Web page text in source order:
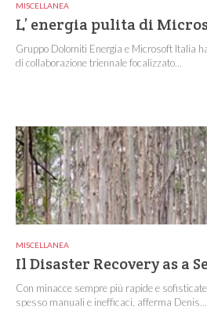
MISCELLANEA
L’ energia pulita di
Gruppo Dolomiti Energia e Microsoft Italia
di collaborazione triennale focalizzato...
MISCELLANEA
Il Disaster Recovery as a
Con minacce sempre più rapide e
spesso manuali e inefficaci, afferma Denis...